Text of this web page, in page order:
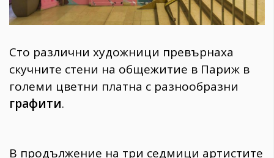
Gentlemen
382
Wellness
1817
Сто различни художници превърнаха
скучните стени на общежитие в Париж в
големи цветни платна с разнообразни
графити.
В продължение на три седмици артистите